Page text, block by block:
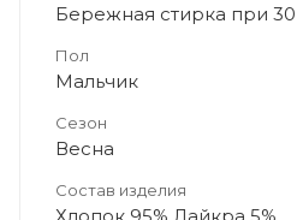
Бережная стирка при 30
Пол
Мальчик
Сезон
Весна
Состав изделия
Хлопок 95% Лайкра 5%